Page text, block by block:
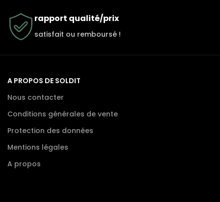
rapport qualité/prix
satisfait ou remboursé !
A PROPOS DE SOLDIT
Nous contacter
Conditions générales de vente
Protection des données
Mentions légales
A propos